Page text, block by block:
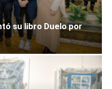
su libro Duelo por